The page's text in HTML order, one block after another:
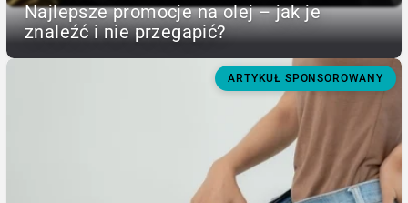
Najlepsze promocje na olej – jak je
znaleźć i nie przegapić?
ARTYKUŁ SPONSOROWANY